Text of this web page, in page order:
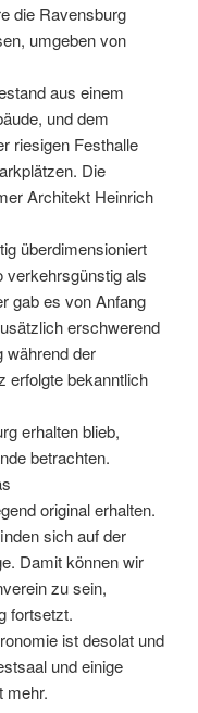
die Ravensburg
umgeben von
aus einem
und dem
riesigen Festhalle
Die
Architekt Heinrich
überdimensioniert
verkehrsgünstig als
gab es von Anfang
erschwerend
während der
erfolgte bekanntlich
erhalten blieb,
betrachten.
original erhalten.
sich auf der
Damit können wir
zu sein,
fortsetzt.
ist desolat und
und einige
mehr.